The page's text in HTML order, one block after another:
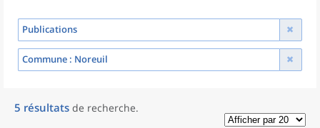
Publications
Commune : Noreuil
5 résultats de recherche.